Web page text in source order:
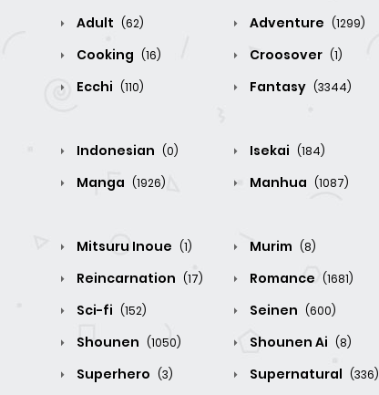
Adult (62) Adventure (1299)
Cooking (16) Croosover (1)
Ecchi (110) Fantasy (3344)
Indonesian (0) Isekai (184)
Manga (1926) Manhua (1087)
Mitsuru Inoue (1) Murim (8)
Reincarnation (17) Romance (1681)
Sci-fi (152) Seinen (600)
Shounen (1050) Shounen Ai (8)
Superhero (3) Supernatural (336)